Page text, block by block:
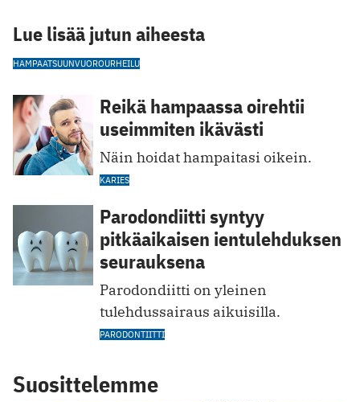
Lue lisää jutun aiheesta
HAMPAATSUUNVUOROURHEILU
Reikä hampaassa oirehtii
useimmiten ikävästi
Näin hoidat hampaitasi oikein.
KARIES
Parodondiitti syntyy
pitkäaikaisen ientulehduksen
seurauksena
Parodondiitti on yleinen
tulehdussairaus aikuisilla.
PARODONTIITTI
Suosittelemme